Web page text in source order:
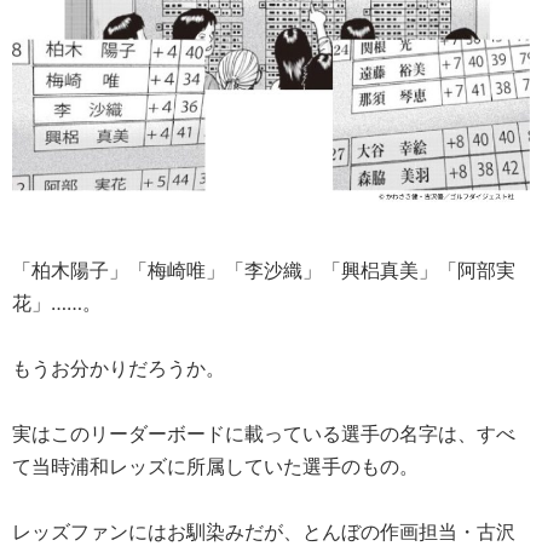
「柏木陽子」「梅崎唯」「李沙織」「興梠真美」「阿部実
花」……。
もうお分かりだろうか。
実はこのリーダーボードに載っている選手の名字は、すべ
て当時浦和レッズに所属していた選手のもの。
レッズファンにはお馴染みだが、とんぼの作画担当・古沢